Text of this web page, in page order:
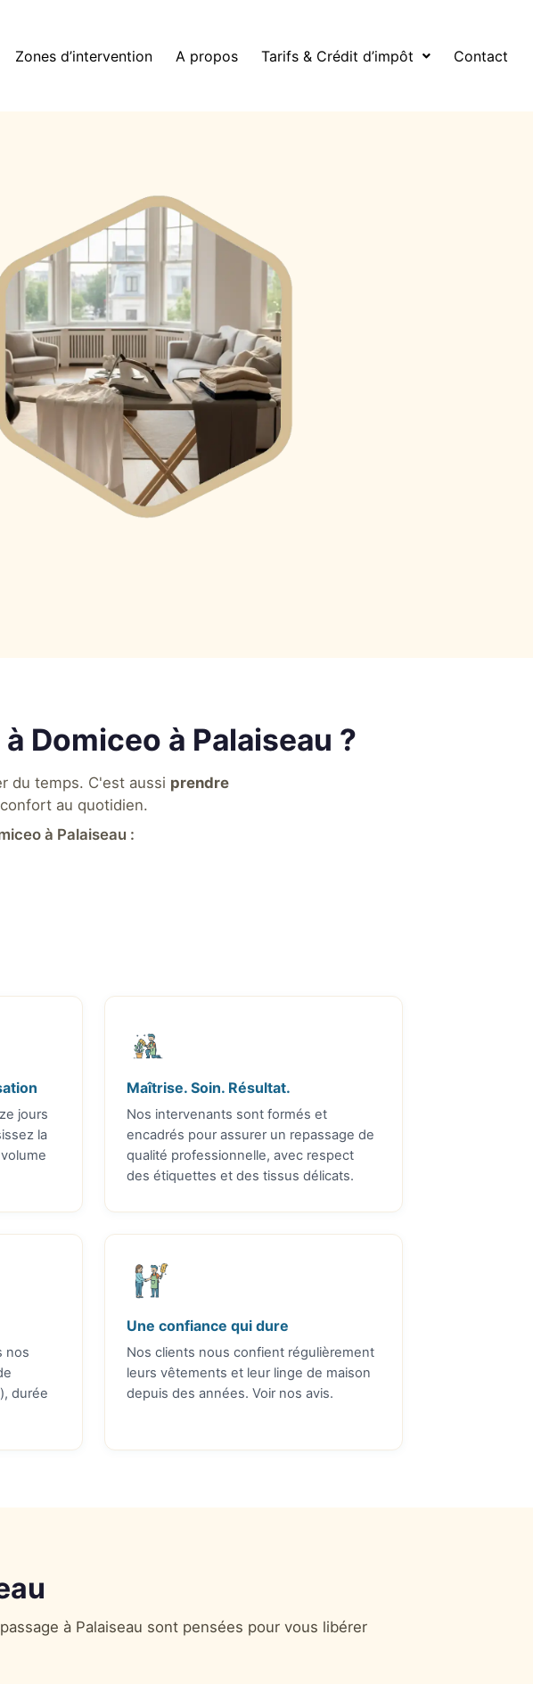
Zones d’intervention A propos Tarifs & Crédit d’impôt Contact
Domiceo à Palaiseau ?
du temps. C'est aussi prendre
au quotidien.
à Palaiseau :
jours
la
Maîtrise. Soin. Résultat.
Nos intervenants sont formés et
encadrés pour assurer un repassage de
qualité professionnelle, avec respect
des étiquettes et des tissus délicats.
nos
durée
Une confiance qui dure
Nos clients nous confient régulièrement
leurs vêtements et leur linge de maison
depuis des années.Voir nos avis.
à Palaiseau sont pensées pour vous libérer